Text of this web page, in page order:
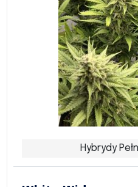
Hybrydy